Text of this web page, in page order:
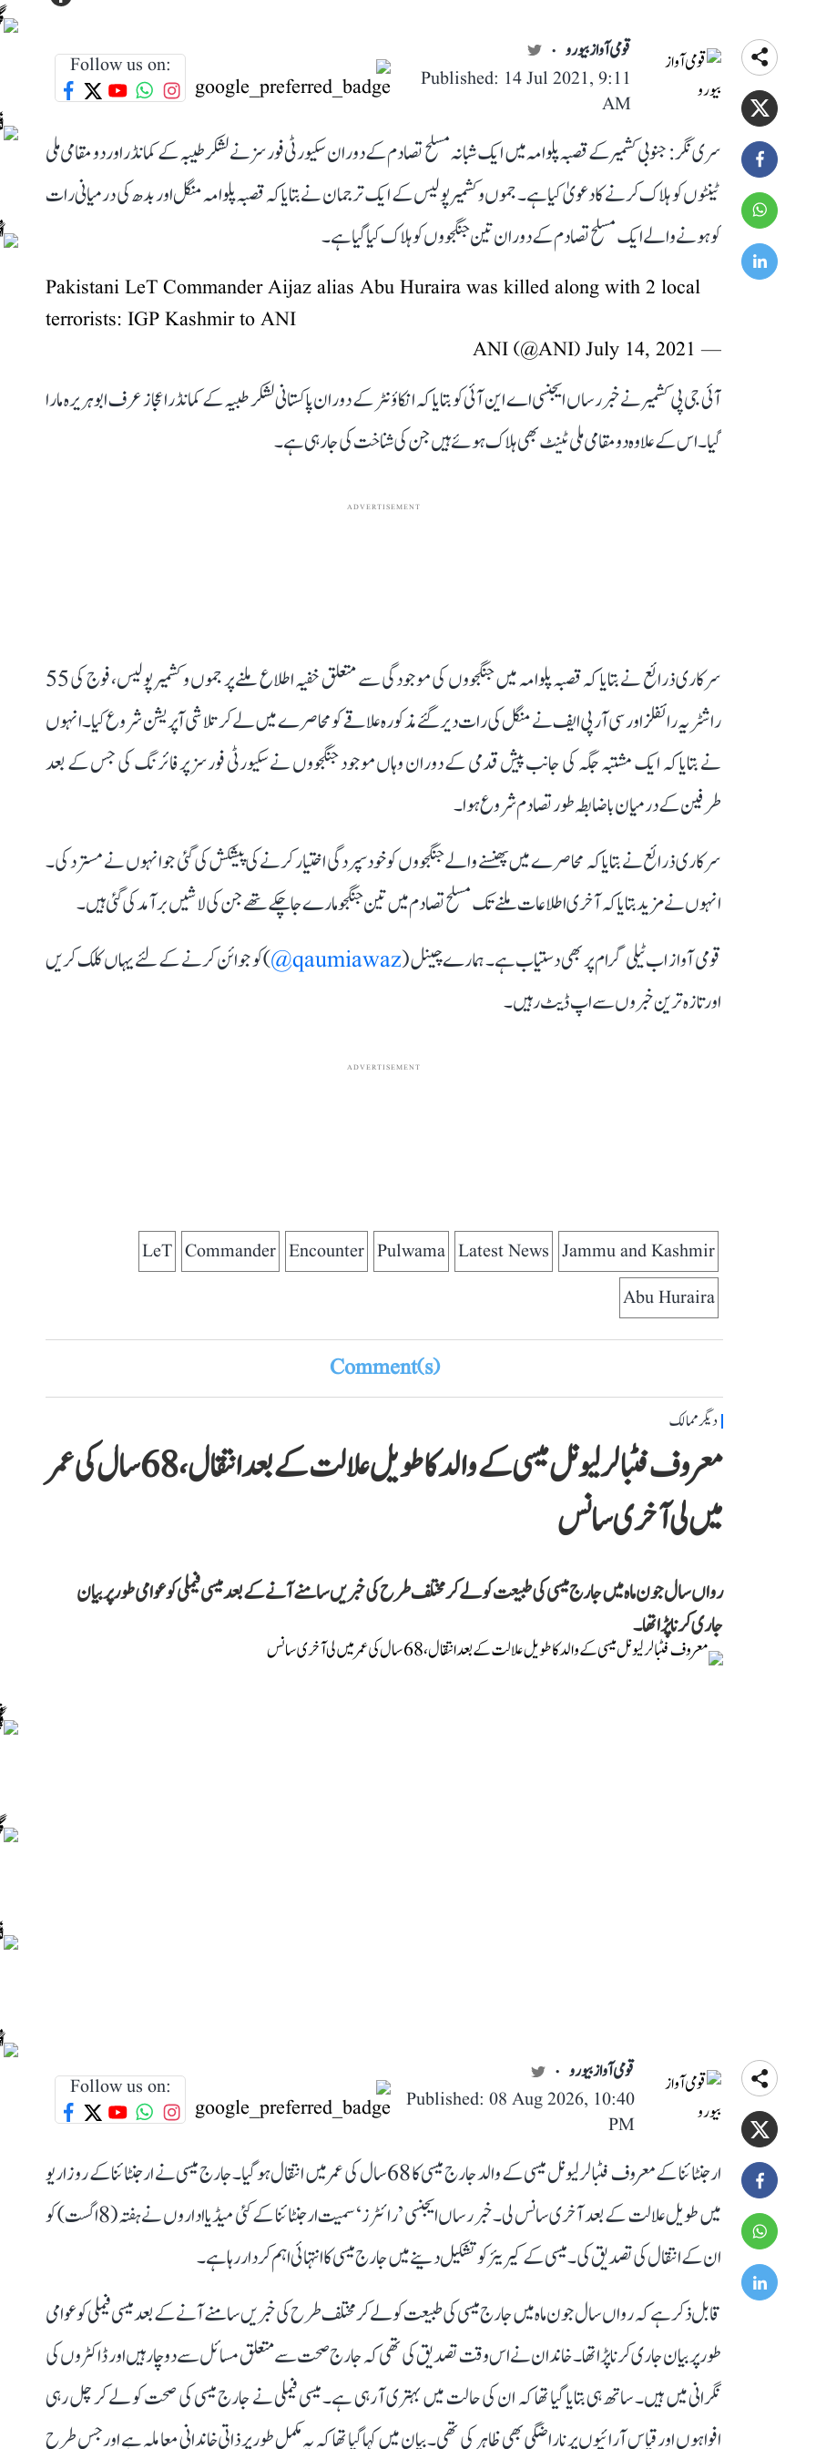
قومی آواز بیورو
Published: 14 Jul 2021, 9:11
AM
Follow us on:
سری نگر: جنوبی کشمیر کے قصبہ پلوامہ میں ایک شبانہ مسلح تصادم کے دوران سکیورٹی فورسز نے لشکر طیبہ کے کمانڈر اور دو مقامی ملی
ٹینٹوں کو ہلاک کرنے کا دعویٰ کیا ہے۔ جموں و کشمیر پولیس کے ایک ترجمان نے بتایا کہ قصبہ پلوامہ منگل اور بدھ کی درمیانی رات
کو ہونے والے ایک مسلح تصادم کے دوران تین جنگجووں کو ہلاک کیا گیا ہے۔
Pakistani LeT Commander Aijaz alias Abu Huraira was killed along with 2 local
terrorists: IGP Kashmir to ANI
— ANI (@ANI)
July 14, 2021
آئی جی پی کشمیر نے خبررساں ایجنسی اے این آئی کو بتایا کہ انکاؤنٹر کے دوران پاکستانی لشکر طبیہ کے کمانڈر اعجاز عرف ابو ہریرہ مارا
گیا۔ اس کے علاوہ دو مقامی ملی ٹینٹ بھی ہلاک ہوئے ہیں جن کی شناخت کی جا رہی ہے۔
ADVERTISEMENT
سرکاری ذرائع نے بتایا کہ قصبہ پلوامہ میں جنگجووں کی موجودگی سے متعلق خفیہ اطلاع ملنے پر جموں و کشمیر پولیس، فوج کی 55
راشٹریہ رائفلز اور سی آر پی ایف نے منگل کی رات دیر گئے مذکورہ علاقے کو محاصرے میں لے کر تلاشی آپریشن شروع کیا۔ انہوں
نے بتایا کہ ایک مشتبہ جگہ کی جانب پیش قدمی کے دوران وہاں موجود جنگجووں نے سکیورٹی فورسز پر فائرنگ کی جس کے بعد
طرفین کے درمیان باضابطہ طور تصادم شروع ہوا۔
سرکاری ذرائع نے بتایا کہ محاصرے میں پھنسنے والے جنگجووں کو خودسپردگی اختیار کرنے کی پیشکش کی گئی جو انہوں نے مسترد کی۔
انہوں نے مزید بتایا کہ آخری اطلاعات ملنے تک مسلح تصادم میں تین جنگجو مارے جا چکے تھے جن کی لاشیں برآمد کی گئی ہیں۔
قومی آواز اب ٹیلی گرام پر بھی دستیاب ہے۔ ہمارے چینل (qaumiawaz@
) کو جوائن کرنے کے لئے یہاں کلک کریں
اور تازہ ترین خبروں سے اپ ڈیٹ رہیں۔
ADVERTISEMENT
Jammu and Kashmir
Latest News
Pulwama
Encounter
Commander
LeT
Abu Huraira
Comment(s)
دیگر ممالک
معروف فٹبالر لیونل میسی کے والد کا طویل علالت کے بعد انتقال، 68 سال کی عمر
میں لی آخری سانس
رواں سال جون ماہ میں جارج میسی کی طبیعت کو لے کر مختلف طرح کی خبریں سامنے آنے کے بعد میسی فیملی کو عوامی طور پر بیان
جاری کرنا پڑا تھا۔
قومی آواز بیورو
Published: 08 Aug 2026, 10:40
PM
Follow us on:
ارجنٹائنا کے معروف فٹبالر لیونل میسی کے والد جارج میسی کا 68 سال کی عمر میں انتقال ہو گیا۔ جارج میسی نے ارجنٹائنا کے روزاریو
میں طویل علالت کے بعد آخری سانس لی۔ خبر رساں ایجنسی ’رائٹرز‘ سمیت ارجنٹائنا کے کئی میڈیا اداروں نے ہفتہ (8 اگست) کو
ان کے انتقال کی تصدیق کی۔ میسی کے کیریئر کو تشکیل دینے میں جارج میسی کا انتہائی اہم کردار رہا ہے۔
قابل ذکر ہے کہ رواں سال جون ماہ میں جارج میسی کی طبیعت کو لے کر مختلف طرح کی خبریں سامنے آنے کے بعد میسی فیملی کو عوامی
طور پر بیان جاری کرنا پڑا تھا۔ خاندان نے اس وقت تصدیق کی تھی کہ جارج صحت سے متعلق مسائل سے دوچار ہیں اور ڈاکٹروں کی
نگرانی میں ہیں۔ ساتھ ہی بتایا گیا تھا کہ ان کی حالت میں بہتری آ رہی ہے۔ میسی فیملی نے جارج میسی کی صحت کو لے کر چل رہی
افواہوں اور قیاس آرائیوں پر ناراضگی بھی ظاہر کی تھی۔ بیان میں کہا گیا تھا کہ یہ مکمل طور پر ذاتی خاندانی معاملہ ہے اور جس طرح